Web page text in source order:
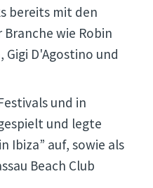
bereits mit den
wie Robin
Gigi D'Agostino und
und in
und legte
Ibiza” auf, sowie als
Beach Club